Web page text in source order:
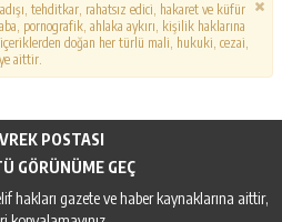
tehditkar, rahatsız edici, hakaret ve küfür
pornografik, ahlaka aykırı, kişilik haklarına
doğan her türlü mali, hukuki, cezai,
aittir.
GÖRÜNÜME GEÇ
hakları gazete ve haber kaynaklarına aittir,